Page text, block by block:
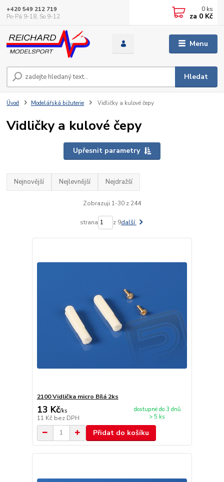
Menu
Hledat
+420 549 212 719
Po-Pá 9-18, So 9-12
0 ks
za 0 Kč
Úvod Modelářská bižuterie Vidličky a kulové čepy
Vidličky a kulové čepy
Upřesnit parametry
Nejnovější Nejlevnější Nejdražší
Zobrazuji 1-30 z 244
strana z 9další
2100 Vidlička micro Bílá 2ks
13 Kč/ks
11 Kč bez DPH
dostupné do 3 dnů
> 5 ks
Přidat do košíku